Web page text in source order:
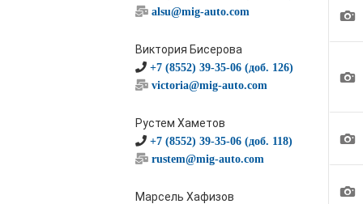
alsu@mig-auto.com
Виктория Бисерова
+7 (8552) 39-35-06 (доб. 126)
victoria@mig-auto.com
Рустем Хаметов
+7 (8552) 39-35-06 (доб. 118)
rustem@mig-auto.com
Марсель Хафизов
1
1
1
1